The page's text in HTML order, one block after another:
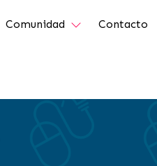
Comunidad Contacto